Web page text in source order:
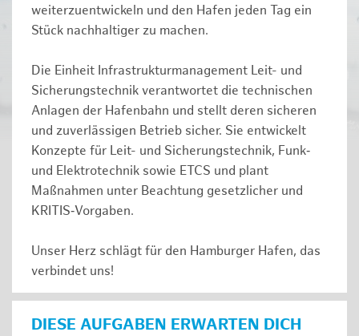
weiterzuentwickeln und den Hafen jeden Tag ein
Stück nachhaltiger zu machen.
Die Einheit Infrastrukturmanagement Leit- und
Sicherungstechnik verantwortet die technischen
Anlagen der Hafenbahn und stellt deren sicheren
und zuverlässigen Betrieb sicher. Sie entwickelt
Konzepte für Leit- und Sicherungstechnik, Funk‑
und Elektrotechnik sowie ETCS und plant
Maßnahmen unter Beachtung gesetzlicher und
KRITIS‑Vorgaben.
Unser Herz schlägt für den Hamburger Hafen, das
verbindet uns!
DIESE AUFGABEN ERWARTEN DICH